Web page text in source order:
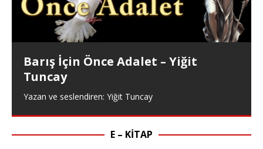
Barış İçin Önce Adalet – Yiğit
Tuncay
Yazan ve seslendiren: Yiğit Tuncay
E – KITAP